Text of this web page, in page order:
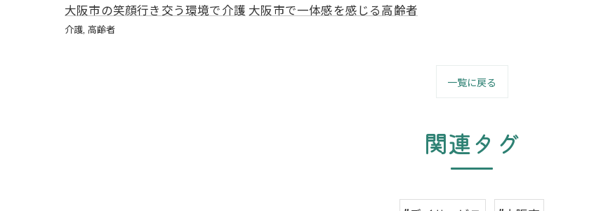
大阪市の笑顔行き交う環境で介護 大阪市で一体感を感じる高齢者
介護 高齢者
一覧に戻る
関連タグ